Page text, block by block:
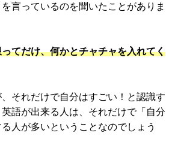
言っているのを聞いたことがありま
てだけ、何かとチャチャを入れてく
それだけで自分はすごい！と認識す
語が出来る人は、それだけで「自分
人が多いということなのでしょう